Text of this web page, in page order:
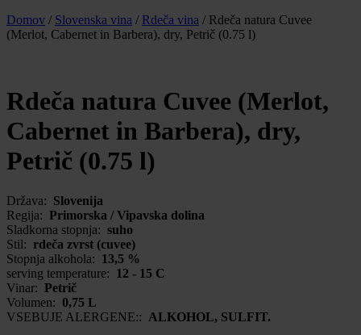
Domov / Slovenska vina / Rdeča vina / Rdeča natura Cuvee
(Merlot, Cabernet in Barbera), dry, Petrič (0.75 l)
Rdeča natura Cuvee (Merlot,
Cabernet in Barbera), dry,
Petrič (0.75 l)
Država: Slovenija
Regija: Primorska / Vipavska dolina
Sladkorna stopnja: suho
Stil: rdeča zvrst (cuvee)
Stopnja alkohola: 13,5 %
serving temperature: 12 - 15 C
Vinar: Petrič
Volumen: 0,75 L
VSEBUJE ALERGENE:: ALKOHOL, SULFIT.